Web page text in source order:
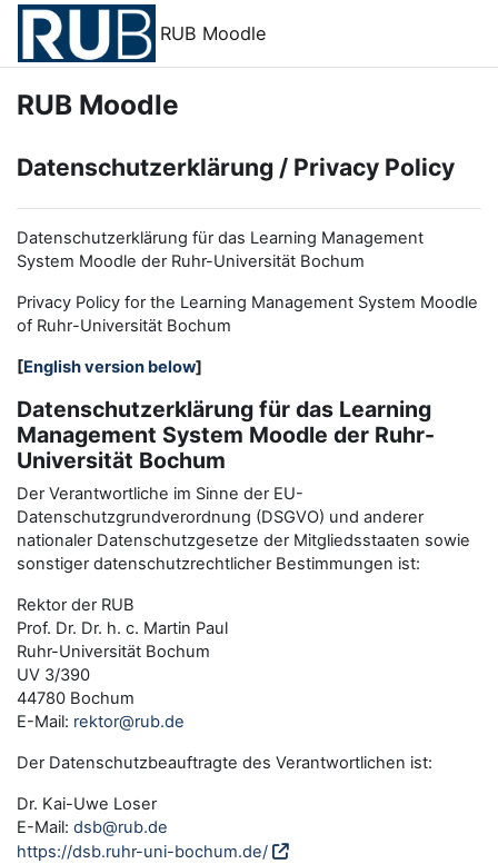
Zum Hauptinhalt
RUB Moodle
RUB Moodle
Datenschutzerklärung / Privacy Policy
Datenschutzerklärung für das Learning Management
System Moodle der Ruhr-Universität Bochum
Privacy Policy for the Learning Management System Moodle
of Ruhr-Universität Bochum
[English version below]
Datenschutzerklärung für das Learning
Management System Moodle der Ruhr-
Universität Bochum
Der Verantwortliche im Sinne der EU-
Datenschutzgrundverordnung (DSGVO) und anderer
nationaler Datenschutzgesetze der Mitgliedsstaaten sowie
sonstiger datenschutzrechtlicher Bestimmungen ist:
Rektor der RUB
Prof. Dr. Dr. h. c. Martin Paul
Ruhr-Universität Bochum
UV 3/390
44780 Bochum
E-Mail: rektor@rub.de
Der Datenschutzbeauftragte des Verantwortlichen ist:
Dr. Kai-Uwe Loser
E-Mail: dsb@rub.de
https://dsb.ruhr-uni-bochum.de/